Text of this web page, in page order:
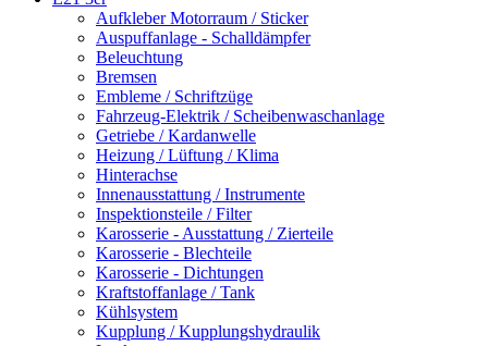
Aufkleber Motorraum / Sticker
Auspuffanlage - Schalldämpfer
Beleuchtung
Bremsen
Embleme / Schriftzüge
Fahrzeug-Elektrik / Scheibenwaschanlage
Getriebe / Kardanwelle
Heizung / Lüftung / Klima
Hinterachse
Innenausstattung / Instrumente
Inspektionsteile / Filter
Karosserie - Ausstattung / Zierteile
Karosserie - Blechteile
Karosserie - Dichtungen
Kraftstoffanlage / Tank
Kühlsystem
Kupplung / Kupplungshydraulik